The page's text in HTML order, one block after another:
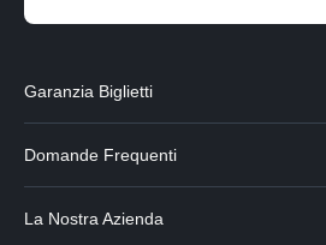
Garanzia Biglietti
Domande Frequenti
La Nostra Azienda